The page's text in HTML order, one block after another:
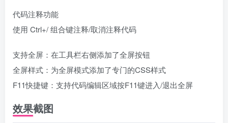
代码注释功能
使用 Ctrl+/ 组合键注释/取消注释代码
支持全屏：在工具栏右侧添加了全屏按钮
全屏样式：为全屏模式添加了专门的CSS样式
F11快捷键：支持代码编辑区域按F11键进入/退出全屏
效果截图